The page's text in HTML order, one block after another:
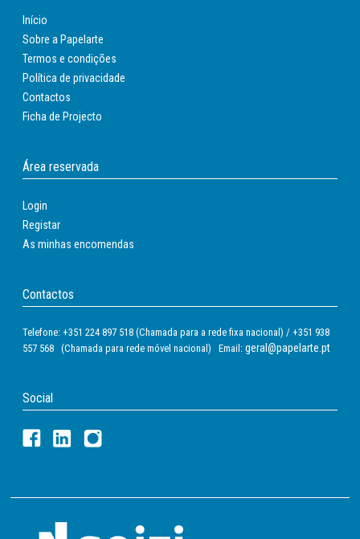
Início
Sobre a Papelarte
Termos e condições
Política de privacidade
Contactos
Ficha de Projecto
Área reservada
Login
Registar
As minhas encomendas
Contactos
Telefone: +351 224 897 518 (Chamada para a rede fixa nacional) / +351 938
557 568 (Chamada para rede móvel nacional) Email: geral@papelarte.pt
Social